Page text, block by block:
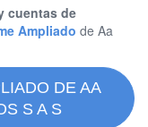
cuentas de
Ampliado de Aa
DE AA
S A S